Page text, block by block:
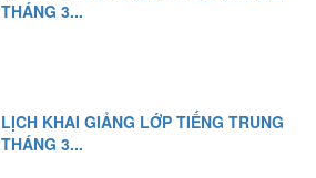
THÁNG 3...
LỊCH KHAI GIẢNG LỚP TIẾNG TRUNG
THÁNG 3...